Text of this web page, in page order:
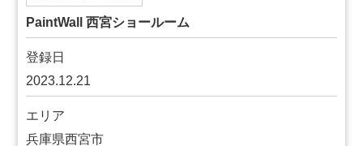
PaintWall 西宮ショールーム
登録日
2023.12.21
エリア
兵庫県西宮市